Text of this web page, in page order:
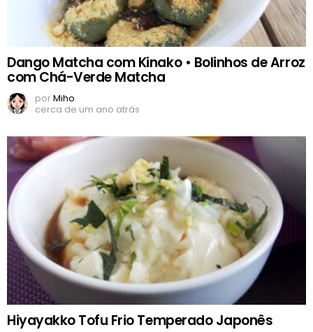
Dango Matcha com Kinako • Bolinhos de Arroz
com Chá-Verde Matcha
porMiho
cerca de um ano atrás
Hiyayakko Tofu Frio Temperado Japonês